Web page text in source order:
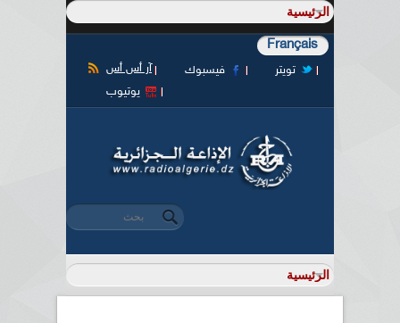
Français
آر أس أس فيسبوك
تويتر
يوتيوب
استمارة البحث
‏بحث ‏